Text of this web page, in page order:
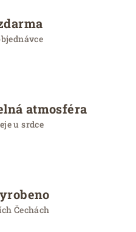
atmosféra
u srdce
Čechách